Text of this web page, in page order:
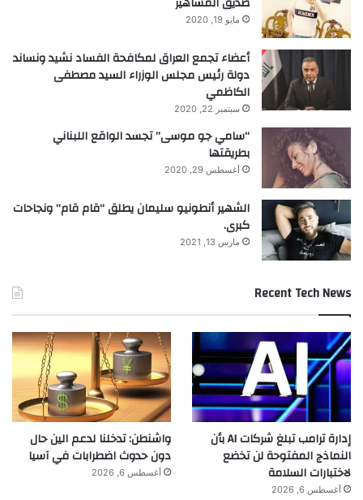
View this post on Instagram
مايو 19, 2020
أعضاء تجمع العراق لمكافحة الفساد نشيد ونساند
دولة رئيس مجلس الوزراء السيد مصطفى
الكاظمي
سبتمبر 22, 2020
“سامي جو موسى” تجسد الواقع اللبناني
بطريقتها
أغسطس 29, 2020
الشهير أنطونيو سليمان يطلق “قام قام” ونجاحات
كبرى.
مارس 13, 2021
Recent Tech News
إدارة ترامب تبلغ شركات AI بأن
النماذج المفتوحة لن تخضع
لاختبارات السلامة
أغسطس 6, 2026
واشنطن: تدخلنا لدعم الين حال
دون حدوث اضطرابات في آسيا
أغسطس 6, 2026